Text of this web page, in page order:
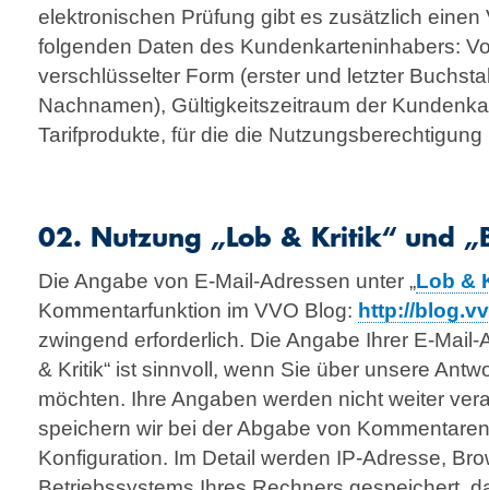
elektronischen Prüfung gibt es zusätzlich einen
folgenden Daten des Kundenkarteninhabers:
verschlüsselter Form (erster und letzter
Nachnamen), Gültigkeitszeitraum der
Tarifprodukte, für die die Nutzungsberechtigung
02. Nutzung „Lob & Kritik“ und
Die Angabe von E-Mail-Adressen unter „Lob &
Kommentarfunktion im VVO Blog: http://
zwingend erforderlich. Die Angabe Ihrer E-Mail-
& Kritik“ ist sinnvoll, wenn Sie über unsere
möchten. Ihre Angaben werden nicht weiter
speichern wir bei der Abgabe von
Konfiguration. Im Detail werden IP-Adresse,